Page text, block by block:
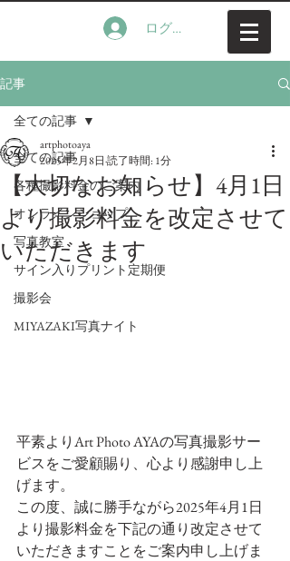
ログイン
記事
全ての記事
各種撮影料金のご案内
オンラインショップ
写真教室
サイン入りプリント定期便
撮影会
MIYAZAKI写真ナイト
全ての記事
【大切なお知らせ】4月1日
より撮影料金を改定させて
いただきます
artphotoaya
2025年2月8日 読了時間: 1分
平素よりArt Photo AYAの写真撮影サー
ビスをご愛顧賜り、心より感謝申し上
げます。
この度、誠に勝手ながら2025年4月1日
より撮影料金を下記の通り改定させて
いただきますことをご案内申し上げま